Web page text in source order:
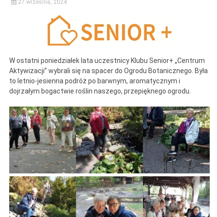
27 września, 2024
W ostatni poniedziałek lata uczestnicy Klubu Senior+ „Centrum
Aktywizacji” wybrali się na spacer do Ogrodu Botanicznego. Była
to letnio-jesienna podróż po barwnym, aromatycznym i
dojrzałym bogactwie roślin naszego, przepięknego ogrodu.